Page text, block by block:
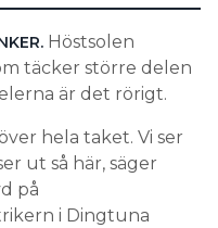
Höstsolen
täcker större delen
är det rörigt.
hela taket. Vi ser
ut så här, säger
på
i Dingtuna